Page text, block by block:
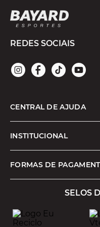
REDES SOCIAIS
CENTRAL DE AJUDA
Solicitar Troca ou
Formas de Pagamento
Cashback
INSTITUCIONAL
Quem Somos
FORMAS DE
SELOS